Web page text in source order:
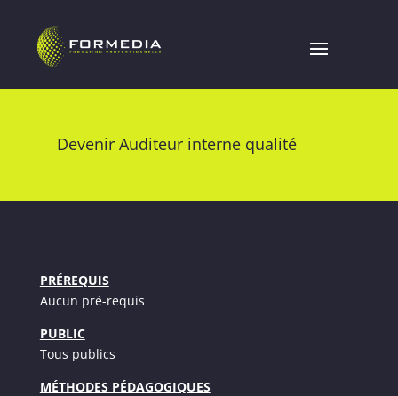
Devenir Auditeur interne qualité
PRÉREQUIS
Aucun pré-requis
PUBLIC
Tous publics
MÉTHODES PÉDAGOGIQUES